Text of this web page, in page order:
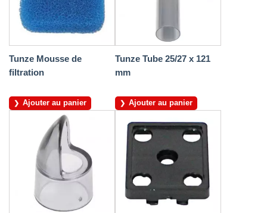
Tunze Mousse de
filtration
Ajouter au panier
Tunze Tube 25/27 x 121
mm
Ajouter au panier